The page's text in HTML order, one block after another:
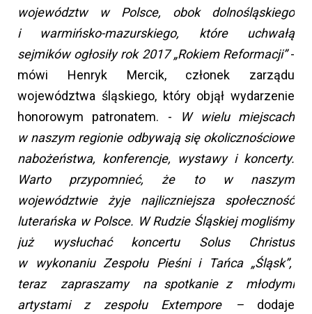
województw w Polsce, obok dolnośląskiego
i warmińsko-mazurskiego, które uchwałą
sejmików ogłosiły rok 2017 „Rokiem Reformacji”-
mówi Henryk Mercik, członek zarządu
województwa śląskiego, który objął wydarzenie
honorowym patronatem. -
W wielu miejscach
w naszym regionie odbywają się okolicznościowe
nabożeństwa, konferencje, wystawy i koncerty.
Warto przypomnieć, że to w naszym
województwie żyje najliczniejsza społeczność
luterańska w Polsce. W Rudzie Śląskiej mogliśmy
już wysłuchać koncertu Solus Christus
w wykonaniu Zespołu Pieśni i Tańca „Śląsk”,
teraz zapraszamy na spotkanie z młodymi
artystami z zespołu Extempore –dodaje